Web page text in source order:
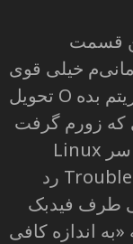
قسمت
خیلی قوی
شده، الگوریتم بده O تحویل
که زورم گرفت
این بود که سر Linux
Troubleshooting رد
طرف فیدبک
«به اندازه کافی